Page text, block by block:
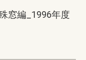
窓編_1996年度